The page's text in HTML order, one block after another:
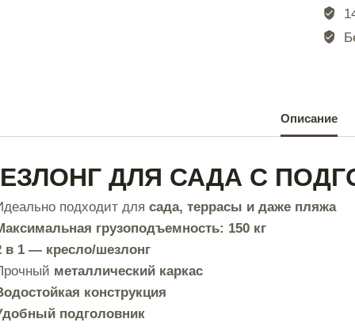
Описание
ДЛЯ САДА С
подходит длясада, террасы и даже пляжа
грузоподъемность: 150 кг
в 1 — кресло/шезлонг
металлический каркас
конструкция
подголовник